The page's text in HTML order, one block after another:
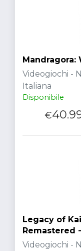
Videogiochi -
Italiana
Disponibile
€
Legacy of
Remastered
Videogiochi -